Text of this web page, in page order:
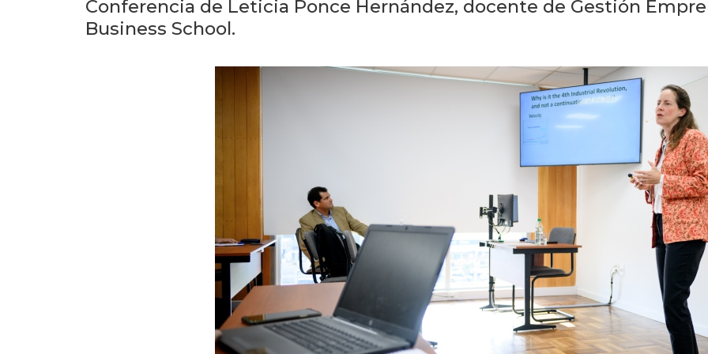
Conferencia de Leticia Ponce Hernández, docente de Gestión
Business School.